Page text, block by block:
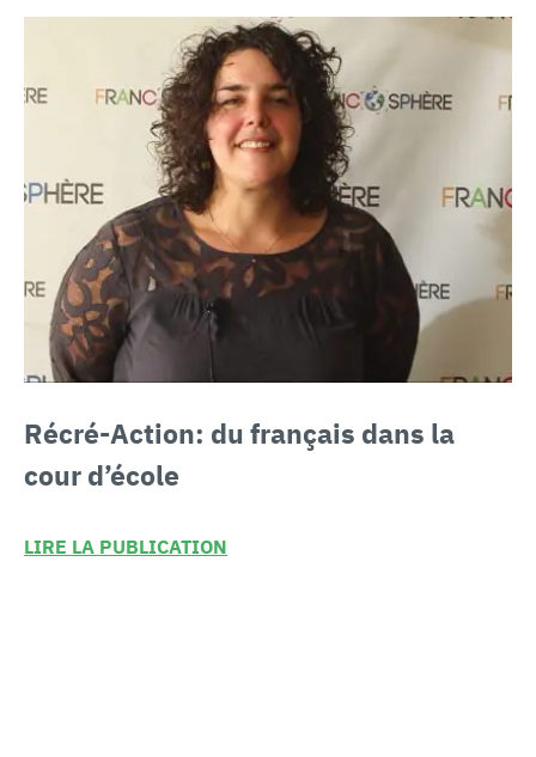
Récré-Action: du français dans la
cour d’école
LIRE LA PUBLICATION